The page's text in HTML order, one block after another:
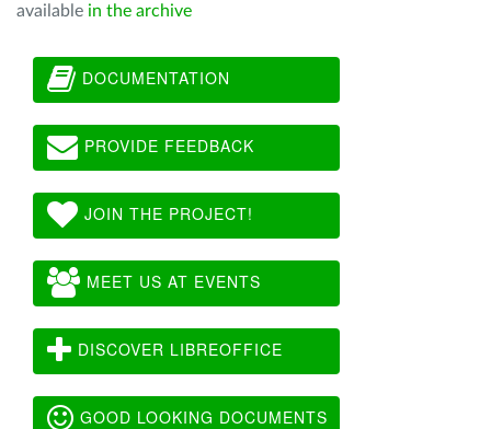
available in the archive
DOCUMENTATION
PROVIDE FEEDBACK
JOIN THE PROJECT!
MEET US AT EVENTS
DISCOVER LIBREOFFICE
GOOD LOOKING DOCUMENTS